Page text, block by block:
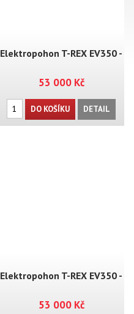
Elektropohon T-REX EV350 -
MT01+
53 000 Kč
DO KOŠÍKU DETAIL
Elektropohon T-REX EV350 -
MT02+
53 000 Kč